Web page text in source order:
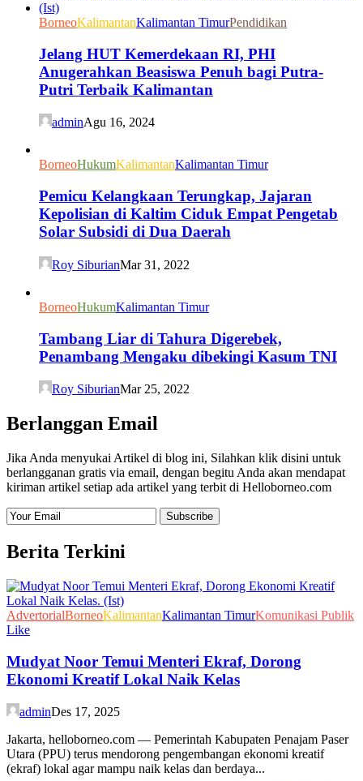
BorneoKalimantanKalimantan TimurPendidikan
Jelang HUT Kemerdekaan RI, PHI
Anugerahkan Beasiswa Penuh bagi Putra-
Putri Terbaik Kalimantan
adminAgu 16, 2024
BorneoHukumKalimantanKalimantan Timur
Pemicu Kelangkaan Terungkap, Jajaran
Kepolisian di Kaltim Ciduk Empat Pengetab
Solar Subsidi di Dua Daerah
Roy SiburianMar 31, 2022
BorneoHukumKalimantan Timur
Tambang Liar di Tahura Digerebek,
Penambang Mengaku dibekingi Kasum TNI
Roy SiburianMar 25, 2022
Berlanggan Email
Jika Anda menyukai Artikel di blog ini, Silahkan klik disini untuk
berlangganan gratis via email, dengan begitu Anda akan mendapat
kiriman artikel setiap ada artikel yang terbit di Helloborneo.com
Berita Terkini
AdvertorialBorneoKalimantanKalimantan TimurKomunikasi Publik
Like
Mudyat Noor Temui Menteri Ekraf, Dorong
Ekonomi Kreatif Lokal Naik Kelas
adminDes 17, 2025
Jakarta, helloborneo.com — Pemerintah Kabupaten Penajam Paser
Utara (PPU) terus mendorong pengembangan ekonomi kreatif
(ekraf) lokal agar mampu naik kelas dan berdaya...